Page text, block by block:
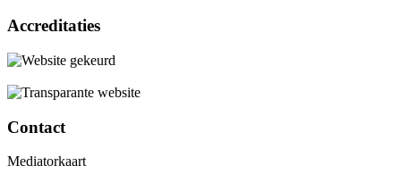
Accreditaties
Contact
Mediatorkaart